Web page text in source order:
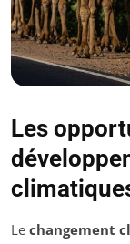
Les
Le changement